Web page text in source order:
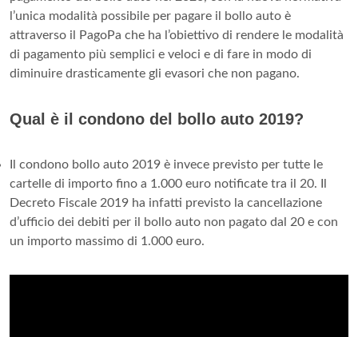
l’unica modalità possibile per pagare il bollo auto è
attraverso il PagoPa che ha l’obiettivo di rendere le modalità
di pagamento più semplici e veloci e di fare in modo di
diminuire drasticamente gli evasori che non pagano.
Qual è il condono del bollo auto 2019?
Il condono bollo auto 2019 è invece previsto per tutte le
cartelle di importo fino a 1.000 euro notificate tra il 20. Il
Decreto Fiscale 2019 ha infatti previsto la cancellazione
d’ufficio dei debiti per il bollo auto non pagato dal 20 e con
un importo massimo di 1.000 euro.